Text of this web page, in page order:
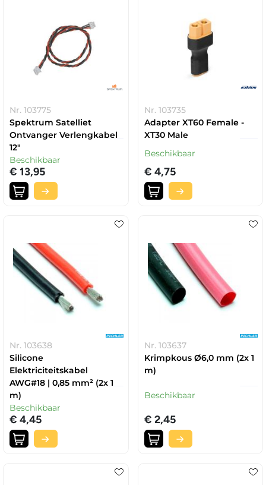
Nr. 103775
Spektrum Satelliet
Ontvanger Verlengkabel
12"
Beschikbaar
€ 13,95
Nr. 103735
Adapter XT60 Female -
XT30 Male
Beschikbaar
€ 4,75
Nr. 103638
Silicone
Elektriciteitskabel
AWG#18 | 0,85 mm² (2x 1
m)
Beschikbaar
€ 4,45
Nr. 103637
Krimpkous Ø6,0 mm (2x 1
m)
Beschikbaar
€ 2,45